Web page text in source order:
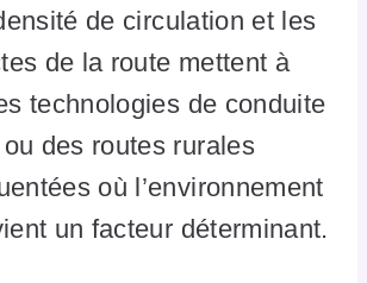
de circulation et les
de la route mettent à
technologies de conduite
des routes rurales
où l’environnement
un facteur déterminant.